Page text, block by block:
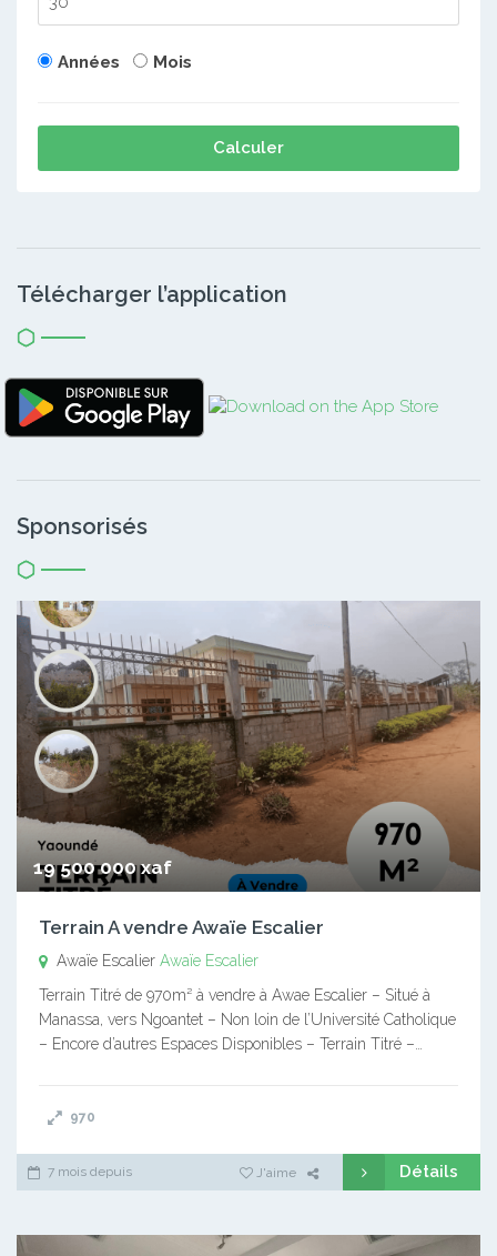
Années Mois
Calculer
Télécharger l’application
Sponsorisés
19 500 000 xaf
Terrain A vendre Awaïe Escalier
Awaïe Escalier Awaïe Escalier
Terrain Titré de 970m² à vendre à Awae Escalier – Situé à
Manassa, vers Ngoantet – Non loin de l’Université Catholique
– Encore d’autres Espaces Disponibles – Terrain Titré –…
970
7 mois depuis J'aime Détails